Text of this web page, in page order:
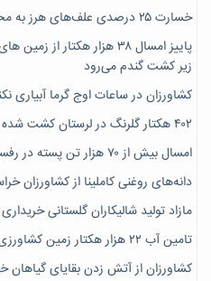
خسارت ۲۵ درصدی علف‌های هرز به محصولات کشاورزی
پاییز امسال ۳۸ هزار
زیر کشت گندم می‌رود
کشاورزان در ساعات اوج گرما آبیاری
۴۰۲ هکتار گلرنگ در لرستان کشت شده است
امسال بیش از ۷۰ هزار تن پسته در رفسنجان برداشت می‌شود
دانه‌های روغنی کاملینا از کشاورزان
مازاد تولید شالیکاران گلستانی
تامین آب ۲۲ هزار هکتار زمین کشاورزی از طریق سدهای خراسان شمالی
کشاورزان از آتش زدن بقایای گیاهان